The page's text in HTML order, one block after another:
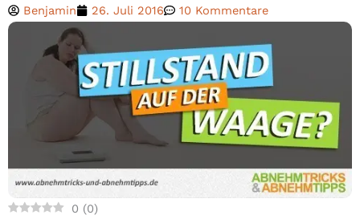
Benjamin
26. Juli 2016 10 Kommentare
0 (0)